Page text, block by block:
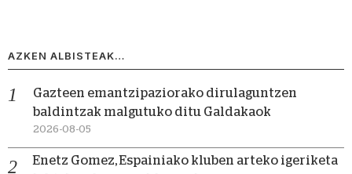
AZKEN ALBISTEAK…
Gazteen emantzipaziorako dirulaguntzen
baldintzak malgutuko ditu Galdakaok
2026-08-05
Enetz Gomez, Espainiako kluben arteko igeriketa